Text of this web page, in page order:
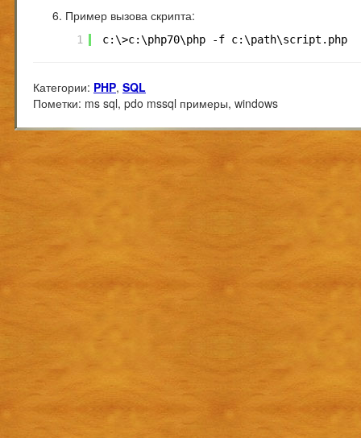
Пример вызова скрипта:
1 c:\>c:\php70\php -f c:\path\script.php
Категории: PHP, SQL
Пометки: ms sql, pdo mssql примеры, windows